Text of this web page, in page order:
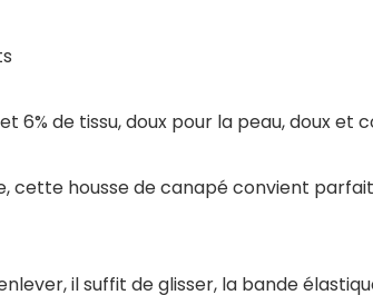
6% de tissu, doux pour la peau, doux et
cette housse de canapé convient
il suffit de glisser, la bande